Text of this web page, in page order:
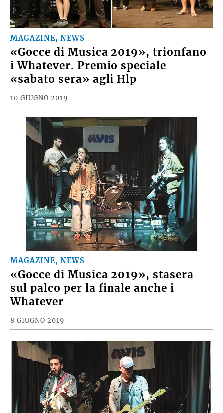
MAGAZINE, NEWS
«Gocce di Musica 2019», trionfano
i Whatever. Premio speciale
«sabato sera» agli Hlp
10 GIUGNO 2019
MAGAZINE, NEWS
«Gocce di Musica 2019», stasera
sul palco per la finale anche i
Whatever
8 GIUGNO 2019